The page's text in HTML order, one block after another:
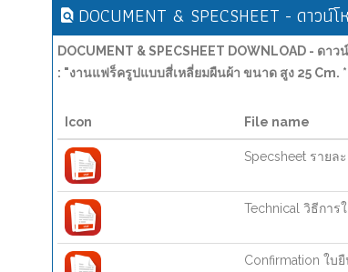
DOCUMENT & SPECSHEET - ดาวน์โ
DOCUMENT & SPECSHEET DOWNLOAD - ดาว
: "งานแฟร็ครูปแบบสี่เหลี่ยมผืนผ้า ขนาด สูง 25 Cm.
Icon File name
Specsheet รายล
Technical วิธีการ
Confirmation ใบ